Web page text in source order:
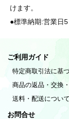
けます。
●標準納期:営業日5
ご利用ガイド
特定商取引法に基
商品の返品・交換
送料・配送について
お問合せ